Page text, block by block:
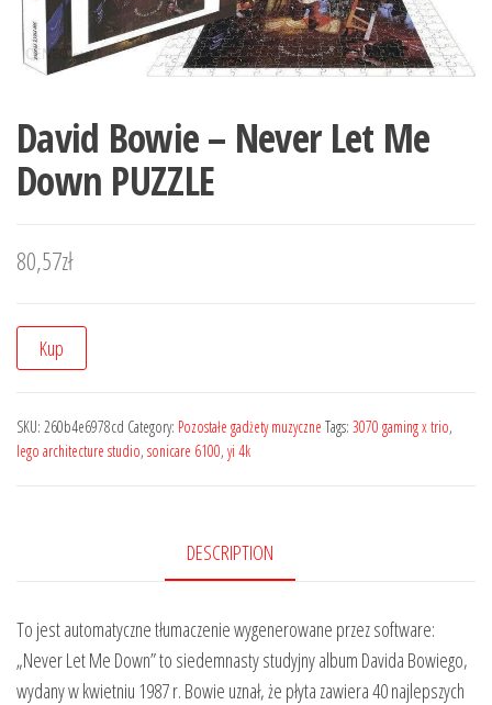
David Bowie – Never Let Me
Down PUZZLE
80,57zł
Kup
SKU: 260b4e6978cd Category: Pozostałe gadżety muzyczne Tags: 3070 gaming x trio,
lego architecture studio, sonicare 6100, yi 4k
DESCRIPTION
To jest automatyczne tłumaczenie wygenerowane przez software:
„Never Let Me Down” to siedemnasty studyjny album Davida Bowiego,
wydany w kwietniu 1987 r. Bowie uznał, że płyta zawiera 40 najlepszych